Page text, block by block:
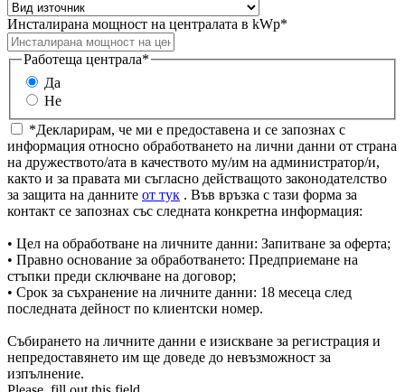
Инсталирана мощност на централата в kWp*
Работеща централа*
Да
Не
*Декларирам, че ми е предоставена и се запознах с
информация относно обработването на лични данни от страна
на дружеството/ата в качеството му/им на администратор/и,
както и за правата ми съгласно действащото законодателство
за защита на данните от тук . Във връзка с тази форма за
контакт се запознах със следната конкретна информация:
• Цел на обработване на личните данни: Запитване за оферта;
• Правно основание за обработването: Предприемане на
стъпки преди сключване на договор;
• Срок за съхранение на личните данни: 18 месеца след
последната дейност по клиентски номер.
Събирането на личните данни е изискване за регистрация и
непредоставянето им ще доведе до невъзможност за
изпълнение.